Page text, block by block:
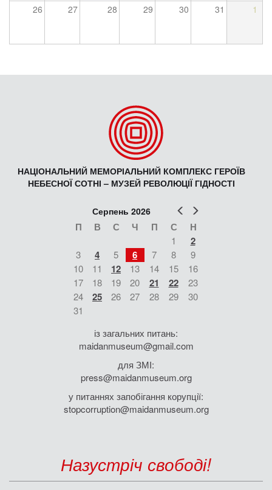
26 27 28 29 30 31 1
НАЦІОНАЛЬНИЙ МЕМОРІАЛЬНИЙ КОМПЛЕКС ГЕРОЇВ
НЕБЕСНОЇ СОТНІ – МУЗЕЙ РЕВОЛЮЦІЇ ГІДНОСТІ
Попер
Серпень 2026
П В С Ч П С Н
1 2
3 4 5 6 7 8
9
10
11 12 13 14 15
16
17
18 19 20 21 22
23
24
25 26 27 28 29
30
31
із загальних питань:
maidanmuseum@gmail.com
для ЗМІ:
press@maidanmuseum.org
у питаннях запобігання корупції:
stopcorruption@maidanmuseum.org
Назустріч свободі!